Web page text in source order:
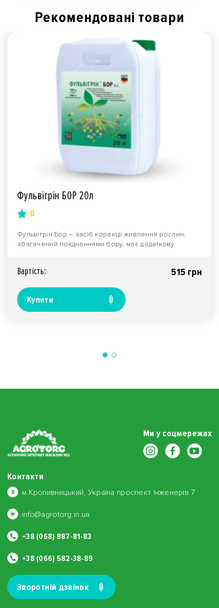
Рекомендованi товари
Фульвігрін БОР 20л
0
Фульвігрін Бор – засіб корекції живлення рослин,
збагачений поєднаннями бору, має додаткову
Вартiсть: 515 грн
Купити
Ми у соцмережах
Контакти
м.Кропивницький, Україна проспект Інженерів 7
info@agrotorg.in.ua
+38 (068) 887-81-83
+38 (066) 582-38-89
Зворотнiй дзвiнок